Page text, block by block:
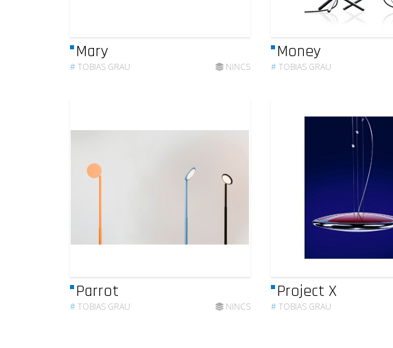
Mary
#TOBIAS GRAU NINCS
Money
#TOBIAS GRAU
Parrot
#TOBIAS GRAU NINCS
Project X
#TOBIAS GRAU